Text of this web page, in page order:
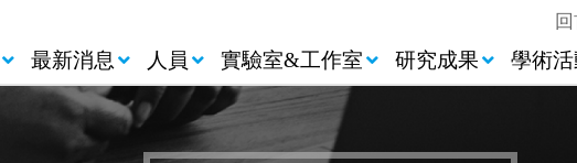
最新消息 人員 實驗室&工作室 研究成果 學術活